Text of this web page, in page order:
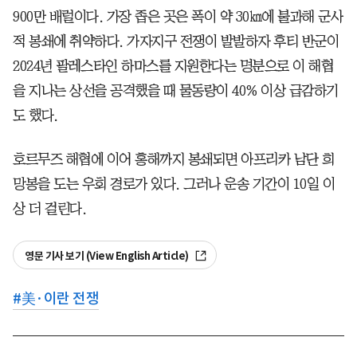
900만 배럴이다. 가장 좁은 곳은 폭이 약 30㎞에 불과해 군사
적 봉쇄에 취약하다. 가자지구 전쟁이 발발하자 후티 반군이
2024년 팔레스타인 하마스를 지원한다는 명분으로 이 해협
을 지나는 상선을 공격했을 때 물동량이 40% 이상 급감하기
도 했다.
호르무즈 해협에 이어 홍해까지 봉쇄되면 아프리카 남단 희
망봉을 도는 우회 경로가 있다. 그러나 운송 기간이 10일 이
상 더 걸린다.
영문 기사 보기 (View English Article)
#美·이란 전쟁